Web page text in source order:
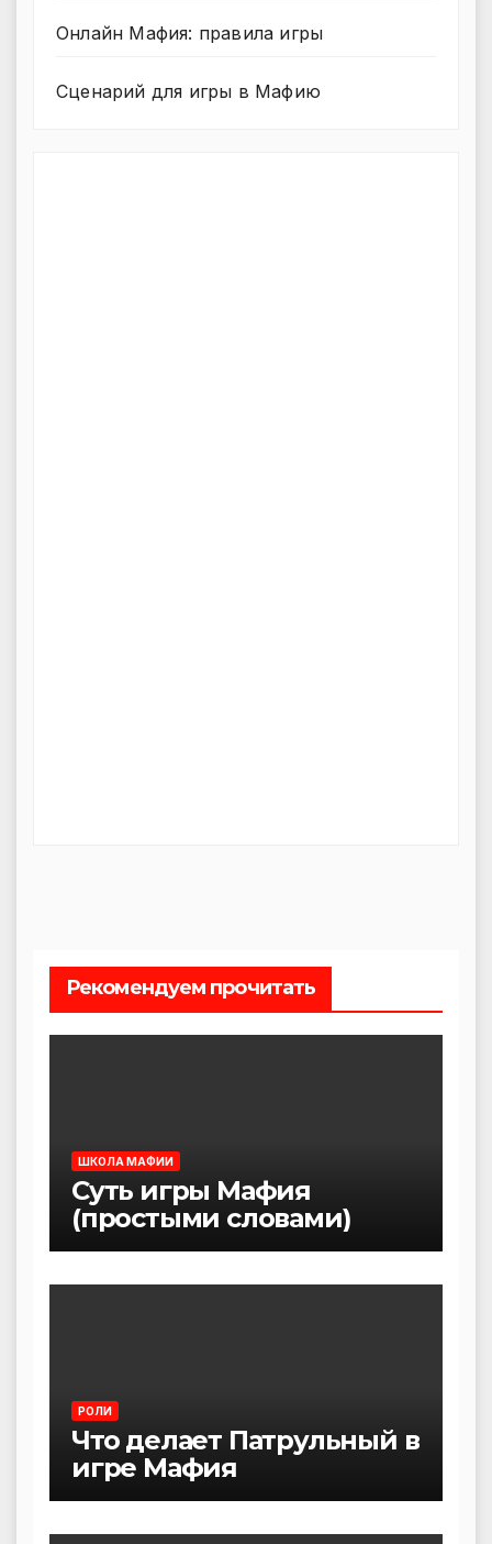
Онлайн Мафия: правила игры
Сценарий для игры в Мафию
Рекомендуем прочитать
ШКОЛА МАФИИ
Суть игры Мафия
(простыми словами)
РОЛИ
Что делает Патрульный в
игре Мафия